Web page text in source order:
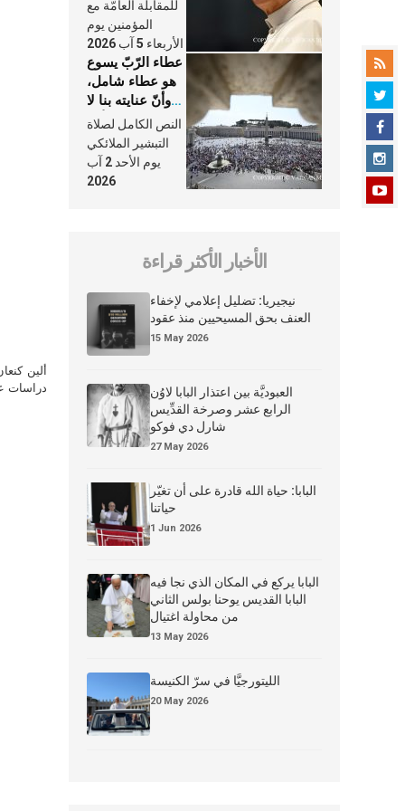
ألين
دراسات
الكنيسة
للمقابلة العامّة مع
المؤمنين يوم
الأربعاء 5 آب 2026
عطاء الرّبّ يسوع
هو عطاء شامل،
وأنّ عنايته بنا لا
تغيب عنّا أبدًا
النص الكامل لصلاة
التبشير الملائكي
يوم الأحد 2 آب
2026
الأخبار الأكثر قراءة
نيجيريا: تضليل إعلامي لإخفاء
العنف بحق المسيحيين منذ عقود
15 May 2026
العبوديَّة بين اعتذار البابا لاوُن
الرابع عشر وصرخة القدِّيس
شارل دي فوكو
27 May 2026
البابا: حياة الله قادرة على أن تغيّر
حياتنا
1 Jun 2026
البابا يركع في المكان الذي نجا فيه
البابا القديس يوحنا بولس الثاني
من محاولة اغتيال
13 May 2026
الليتورجيَّا في سرّ الكنيسة
20 May 2026